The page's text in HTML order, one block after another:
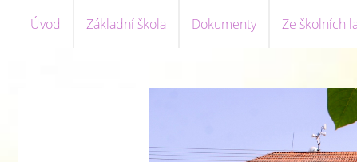
Úvod Základní škola Dokumenty Ze školních